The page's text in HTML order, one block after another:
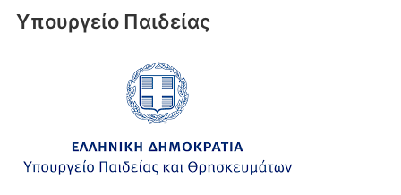
Υπουργείο Παιδείας